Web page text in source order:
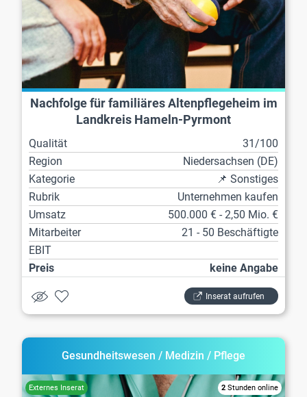
Nachfolge für familiäres Altenpflegeheim im
Landkreis Hameln-Pyrmont
Qualität
31/100
Region
Niedersachsen (DE)
Kategorie
📌 Sonstiges
Rubrik
Unternehmen kaufen
Umsatz
500.000 € - 2,50 Mio. €
Mitarbeiter
21 - 50 Beschäftigte
EBIT
Preis
keine Angabe
Inserat aufrufen
Gesundheitswesen / Medizin / Pflege
2 Stunden online